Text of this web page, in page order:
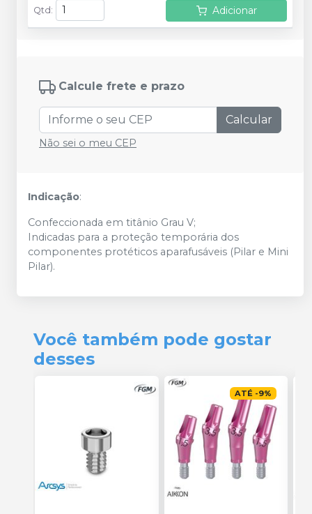
Qtd : Adicionar
Calcule frete e prazo
Calcular
Não sei o meu CEP
Indicação:
Confeccionada em titânio Grau V;
Indicadas para a proteção temporária dos
componentes protéticos aparafusáveis (Pilar e Mini
Pilar).
Você também pode gostar
desses
ATÉ -9%